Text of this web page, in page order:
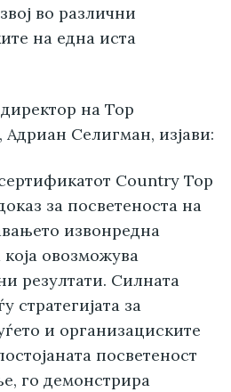
во различни
на една иста
на Top
Селигман, изјави:
Country Top
за посветеноста на
извонредна
овозможува
резултати. Силната
стратегијата за
и организациските
посветеност
го демонстрира